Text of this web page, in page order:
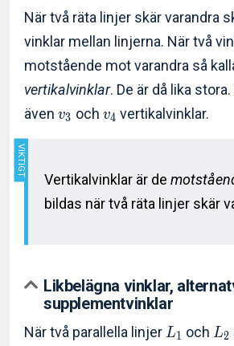
När två räta linjer skär varandra
vinklar mellan linjerna. När två
motstående mot varandra så
vertikalvinklar. De är då lika
även v3 och v4 vertikalvinklar.
Vertikalvinklar är de
bildas när två räta linjer skär
Likbelägna vinklar,
supplementvinklar
När två parallella linjer L1 och L2